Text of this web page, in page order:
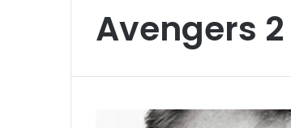
Avengers 2